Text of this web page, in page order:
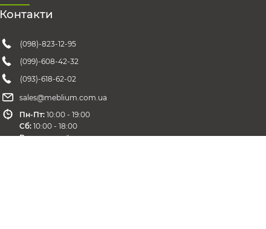
Контакти
(098)-823-12-95
(099)-608-42-32
(093)-618-62-02
sales@meblium.com.ua
Пн-Пт: 10:00 - 19:00
Cб: 10:00 - 18:00
Вс:выходной